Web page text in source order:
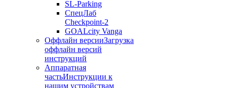
SL-Parking
СпецЛаб
Checkpoint-2
GOALcity Vanga
Оффлайн версииЗагрузка
оффлайн версий
инструкций
Аппаратная
частьИнструкции к
нашим устройствам